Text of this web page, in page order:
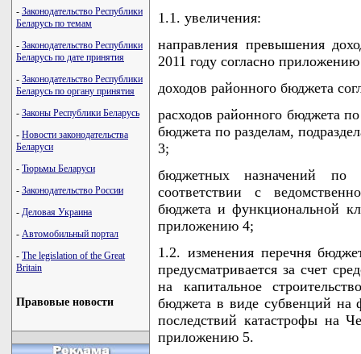
- Законодательство Республики
Беларусь по темам
- Законодательство Республики
Беларусь по дате принятия
- Законодательство Республики
Беларусь по органу принятия
- Законы Республики Беларусь
- Новости законодательства
Беларуси
- Тюрьмы Беларуси
- Законодательство России
- Деловая Украина
- Автомобильный портал
- The legislation of the Great
Britain
Правовые новости
1.1. увеличения:
направления превышения
2011 году согласно
доходов районного бюджета
расходов районного бюджета
бюджета по разделам,
3;
бюджетных назначений по
соответствии с
бюджета и функциональной
приложению 4;
1.2. изменения перечня
предусматривается за счет
на капитальное
бюджета в виде субвенций на
последствий катастрофы на
приложению 5.